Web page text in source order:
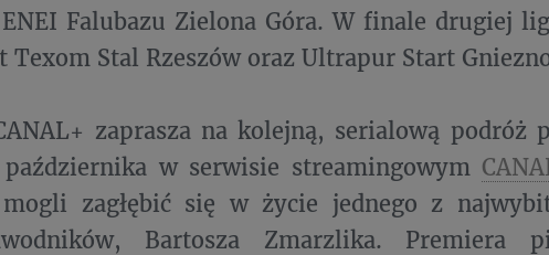
Falubazu Zielona Góra. W finale drugiej
Texom Stal Rzeszów oraz Ultrapur Start
zaprasza na kolejną, serialową podróż
w serwisie streamingowym
zagłębić się w życie jednego z
Bartosza Zmarzlika. Premiera